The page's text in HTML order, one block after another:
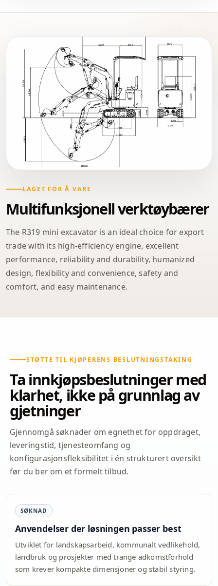
LAGET FOR Å VARE
Multifunksjonell verktøybærer
The R319 mini excavator is an ideal choice for export
trade with its high-efficiency engine, excellent
performance, reliability and durability, humanized
design, flexibility and convenience, safety and
comfort, and easy maintenance.
STØTTE TIL KJØPERENS BESLUTNINGSTAKING
Ta innkjøpsbeslutninger med
klarhet, ikke på grunnlag av
gjetninger
Gjennomgå søknader om egnethet for oppdraget,
leveringstid, tjenesteomfang og
konfigurasjonsfleksibilitet i én strukturert oversikt
før du ber om et formelt tilbud.
SØKNAD
Anvendelser der løsningen passer best
Utviklet for landskapsarbeid, kommunalt vedlikehold,
landbruk og prosjekter med trange adkomstforhold
som krever kompakte dimensjoner og stabil styring.